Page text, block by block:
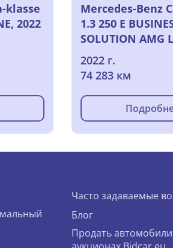
klasse
2022
Mercedes-Benz
1.3 250 E
SOLUTION AMG
2022
2022 г.
74 283 км
Часто задаваемые
Блог
Продать